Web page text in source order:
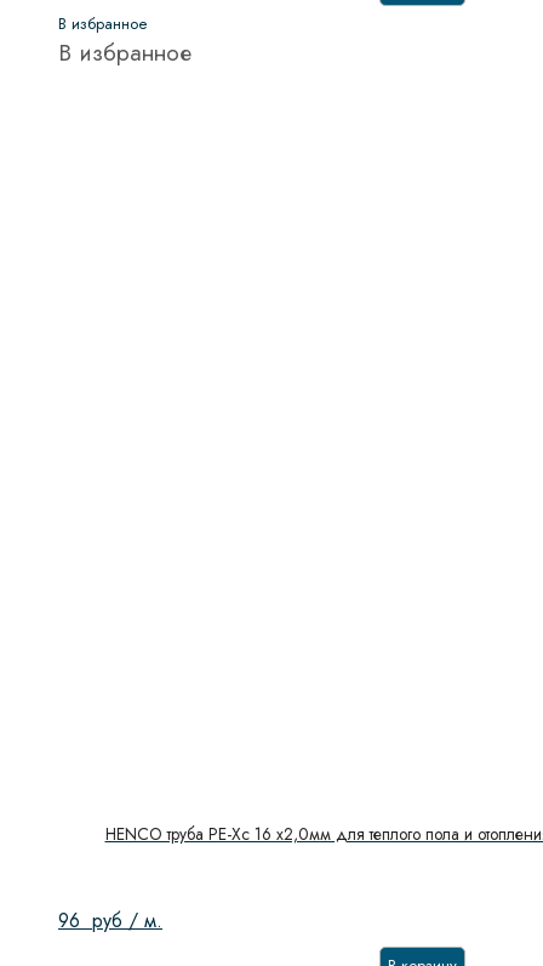
В избранное
В избранное
HENCO труба PE-Xc 16 x2,0мм для теплого пола и
96 руб / м.